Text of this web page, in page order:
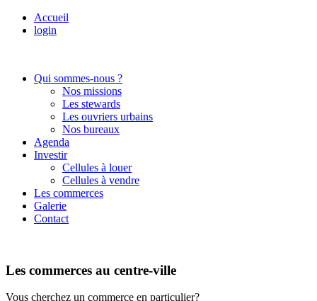
Accueil
login
Qui sommes-nous ?
Nos missions
Les stewards
Les ouvriers urbains
Nos bureaux
Agenda
Investir
Cellules à louer
Cellules à vendre
Les commerces
Galerie
Contact
Les commerces au centre-ville
Vous cherchez un commerce en particulier?